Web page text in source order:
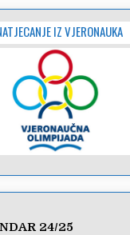
IZ VJERONAUKA
24/25